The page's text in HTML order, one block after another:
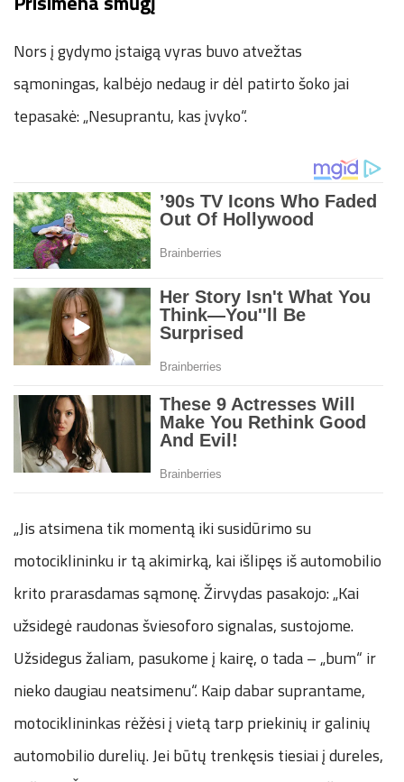
Nors į gydymo įstaigą vyras buvo atvežtas
sąmoningas, kalbėjo nedaug ir dėl patirto šoko jai
tepasakė: „Nesuprantu, kas įvyko“.
„Jis atsimena tik momentą iki susidūrimo su
motociklininku ir tą akimirką, kai išlipęs iš automobilio
krito prarasdamas sąmonę. Žirvydas pasakojo: „Kai
užsidegė raudonas šviesoforo signalas, sustojome.
Užsidegus žaliam, pasukome į kairę, o tada – „bum“ ir
nieko daugiau neatsimenu“. Kaip dabar suprantame,
motociklininkas rėžėsi į vietą tarp priekinių ir galinių
automobilio durelių. Jei būtų trenkęsis tiesiai į dureles,